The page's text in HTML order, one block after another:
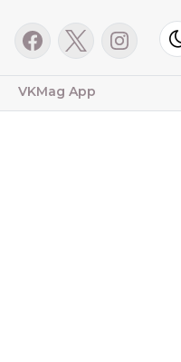
VKMag App